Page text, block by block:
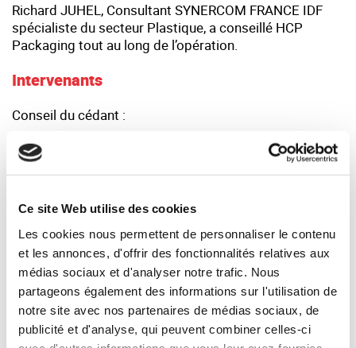
Ce site Web utilise des cookies
Les cookies nous permettent de personnaliser le contenu
et les annonces, d'offrir des fonctionnalités relatives aux
médias sociaux et d'analyser notre trafic. Nous
partageons également des informations sur l'utilisation de
notre site avec nos partenaires de médias sociaux, de
publicité et d'analyse, qui peuvent combiner celles-ci
Richard JUHEL, Consultant SYNERCOM FRANCE IDF
spécialiste du secteur Plastique, a conseillé HCP
Packaging tout au long de l’opération.
Intervenants
Conseil du cédant :
SYNERCOM FRANCE IDF -
Richard JUHEL-
Consultant associé
8, place de la Madeleine | 75008 PARIS - Contact :
Bernard BESSON - Associé Gérant
Votre interlocuteur :
Richard JUHEL — Synercom France Ile de France
rjuhel@synercom-france.fr